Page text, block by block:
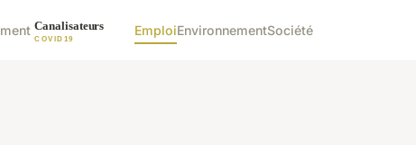
EmploiEnvironnementSociété